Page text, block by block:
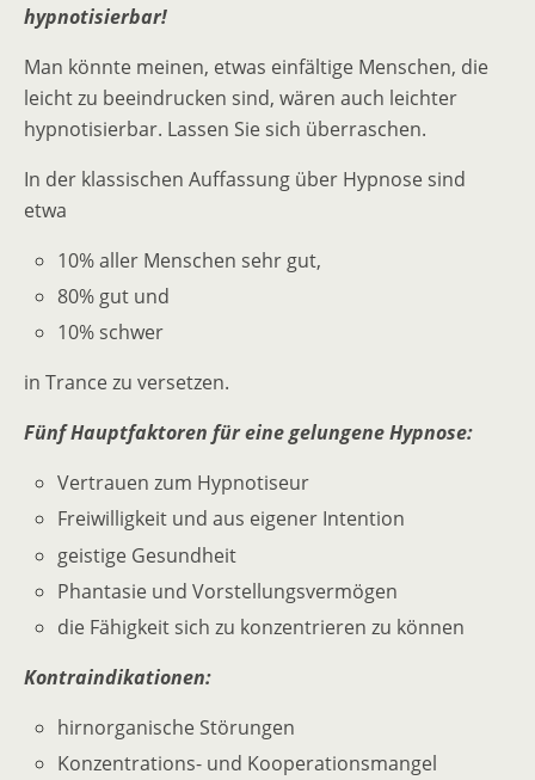
hypnotisierbar!
Man könnte meinen, etwas einfältige Menschen, die
leicht zu beeindrucken sind, wären auch leichter
hypnotisierbar. Lassen Sie sich überraschen.
In der klassischen Auffassung über Hypnose sind
etwa
10% aller Menschen sehr gut,
80% gut und
10% schwer
in Trance zu versetzen.
Fünf Hauptfaktoren für eine gelungene Hypnose:
Vertrauen zum Hypnotiseur
Freiwilligkeit und aus eigener Intention
geistige Gesundheit
Phantasie und Vorstellungsvermögen
die Fähigkeit sich zu konzentrieren zu können
Kontraindikationen:
hirnorganische Störungen
Konzentrations- und Kooperationsmangel